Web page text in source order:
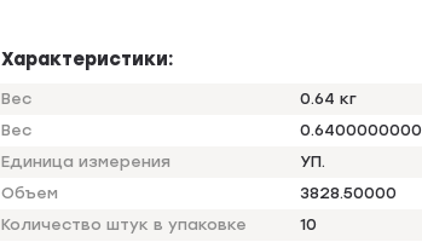
Характеристики:
Вес
0.64 кг
Вес
0.6400000000
Единица измерения
УП.
Объем
3828.50000
Количество штук в упаковке
10